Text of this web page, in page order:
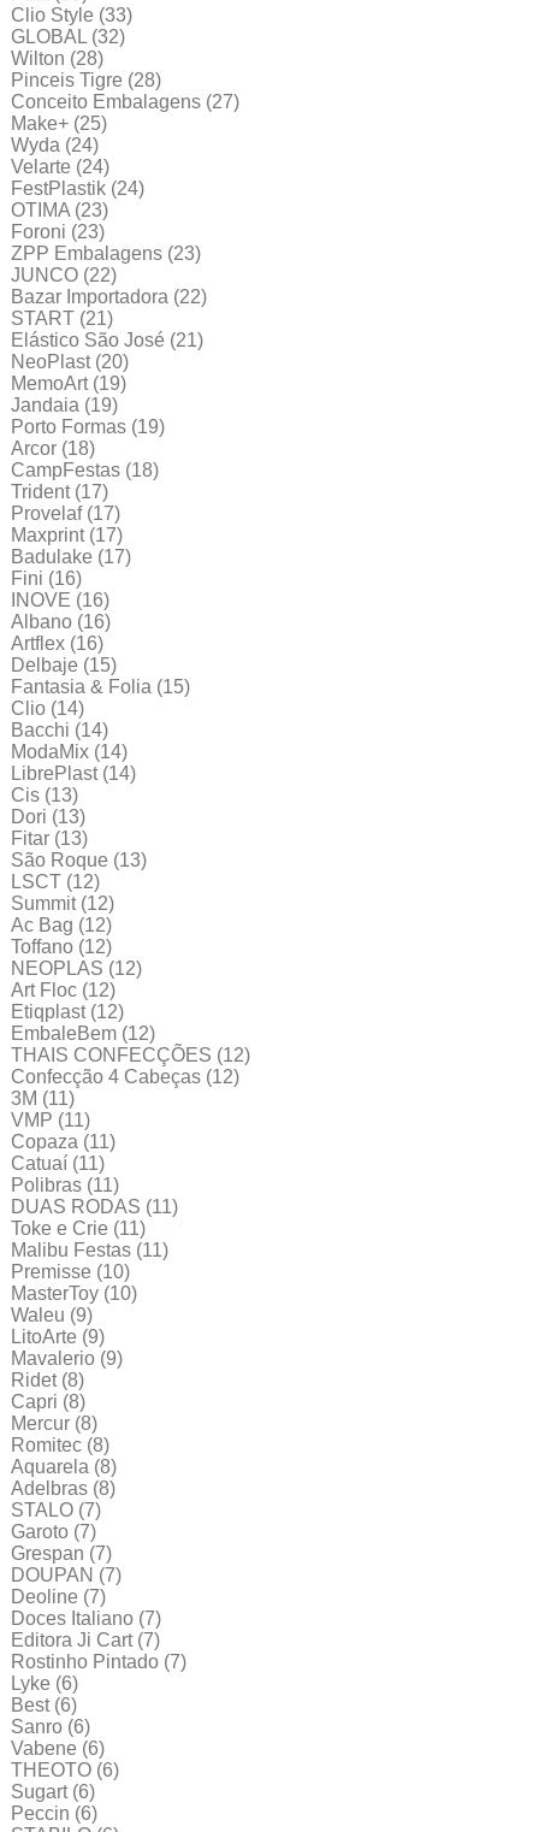
Clio Style (33)
GLOBAL (32)
Wilton (28)
Pinceis Tigre (28)
Conceito Embalagens (27)
Make+ (25)
Wyda (24)
Velarte (24)
FestPlastik (24)
OTIMA (23)
Foroni (23)
ZPP Embalagens (23)
JUNCO (22)
Bazar Importadora (22)
START (21)
Elástico São José (21)
NeoPlast (20)
MemoArt (19)
Jandaia (19)
Porto Formas (19)
Arcor (18)
CampFestas (18)
Trident (17)
Provelaf (17)
Maxprint (17)
Badulake (17)
Fini (16)
INOVE (16)
Albano (16)
Artflex (16)
Delbaje (15)
Fantasia & Folia (15)
Clio (14)
Bacchi (14)
ModaMix (14)
LibrePlast (14)
Cis (13)
Dori (13)
Fitar (13)
São Roque (13)
LSCT (12)
Summit (12)
Ac Bag (12)
Toffano (12)
NEOPLAS (12)
Art Floc (12)
Etiqplast (12)
EmbaleBem (12)
THAIS CONFECÇÕES (12)
Confecção 4 Cabeças (12)
3M (11)
VMP (11)
Copaza (11)
Catuaí (11)
Polibras (11)
DUAS RODAS (11)
Toke e Crie (11)
Malibu Festas (11)
Premisse (10)
MasterToy (10)
Waleu (9)
LitoArte (9)
Mavalerio (9)
Ridet (8)
Capri (8)
Mercur (8)
Romitec (8)
Aquarela (8)
Adelbras (8)
STALO (7)
Garoto (7)
Grespan (7)
DOUPAN (7)
Deoline (7)
Doces Italiano (7)
Editora Ji Cart (7)
Rostinho Pintado (7)
Lyke (6)
Best (6)
Sanro (6)
Vabene (6)
THEOTO (6)
Sugart (6)
Peccin (6)